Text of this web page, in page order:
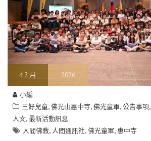
42 月 2026
小編
三好兒童,佛光山惠中寺,佛光童軍,公告事項,
人文,最新活動訊息
人間佛教, 人間通訊社,佛光童軍, 惠中寺